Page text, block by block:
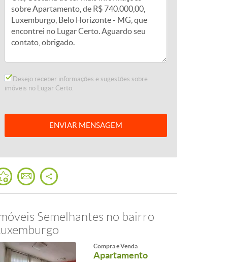
Desejo receber informações e sugestões sobre
imóveis no Lugar Certo.
ENVIAR MENSAGEM
Semelhantes no bairro
Compra e Venda
Apartamento